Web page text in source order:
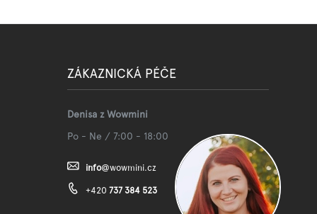
ZÁKAZNICKÁ PÉČE
Denisa z Wowmini
Po - Ne / 7:00 - 18:00
info@wowmini.cz
+420 737 384 523